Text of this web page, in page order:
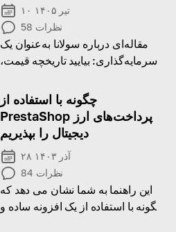
۱۰ تیر ۱۴۰۵
58 نظرات
مقاله‌ای درباره سولانا به‌عنوان یک
سرمایه‌گذاری: بیایید تاریخچه قیمت،
چگونه با استفاده از
PrestaShop پرداخت‌های ارز
دیجیتال را بپذیریم
۲۸ آذر ۱۴۰۳
84 نظرات
این راهنما به شما نشان می دهد که
چگونه با استفاده از یک افزونه ساده و